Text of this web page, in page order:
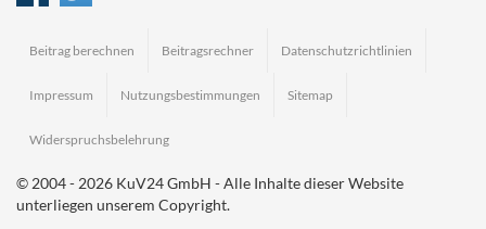
Beitrag berechnen Beitragsrechner Datenschutzrichtlinien
Impressum Nutzungsbestimmungen Sitemap
Widerspruchsbelehrung
© 2004 - 2026 KuV24 GmbH - Alle Inhalte dieser Website
unterliegen unserem Copyright.